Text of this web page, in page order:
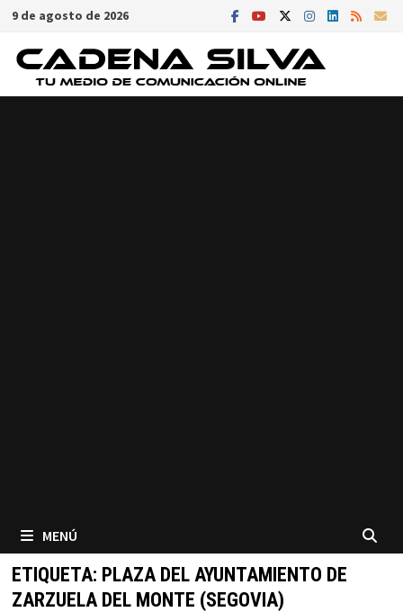
Saltar
contenido
9 de agosto de 2026
MENÚ
ETIQUETA: PLAZA DEL AYUNTAMIENTO DE
ZARZUELA DEL MONTE (SEGOVIA)